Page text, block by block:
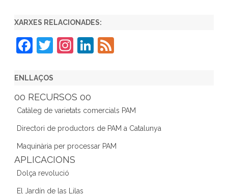
XARXES RELACIONADES:
F
c
e
b
o
o
k
T
er
In
gr
a
m
Li
dI
n
ENLLAÇOS
00 RECURSOS 00
Catàleg de varietats comercials PAM
Directori de productors de PAM a Catalunya
Maquinària per processar PAM
APLICACIONS
Dolça revolució
El Jardín de las Lilas